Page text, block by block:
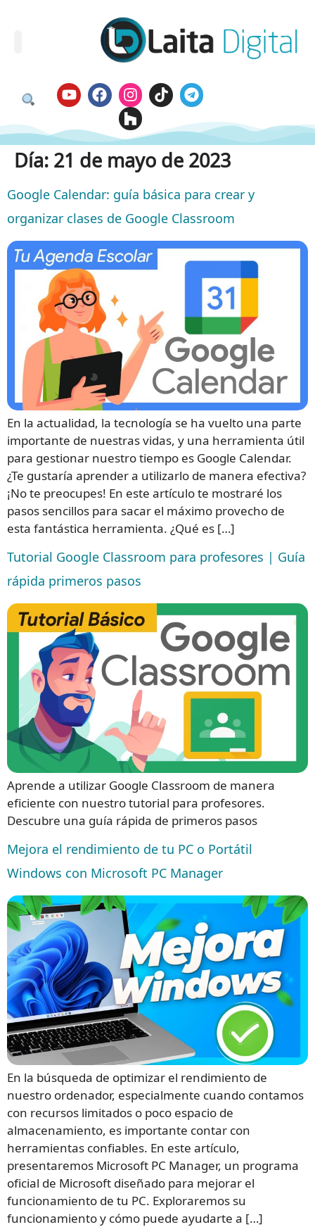
Día: 21 de mayo de 2023
Google Calendar: guía básica para crear y
organizar clases de Google Classroom
En la actualidad, la tecnología se ha vuelto una parte
importante de nuestras vidas, y una herramienta útil
para gestionar nuestro tiempo es Google Calendar.
¿Te gustaría aprender a utilizarlo de manera efectiva?
¡No te preocupes! En este artículo te mostraré los
pasos sencillos para sacar el máximo provecho de
esta fantástica herramienta. ¿Qué es […]
Tutorial Google Classroom para profesores | Guía
rápida primeros pasos
Aprende a utilizar Google Classroom de manera
eficiente con nuestro tutorial para profesores.
Descubre una guía rápida de primeros pasos
Mejora el rendimiento de tu PC o Portátil
Windows con Microsoft PC Manager
En la búsqueda de optimizar el rendimiento de
nuestro ordenador, especialmente cuando contamos
con recursos limitados o poco espacio de
almacenamiento, es importante contar con
herramientas confiables. En este artículo,
presentaremos Microsoft PC Manager, un programa
oficial de Microsoft diseñado para mejorar el
funcionamiento de tu PC. Exploraremos su
funcionamiento y cómo puede ayudarte a […]